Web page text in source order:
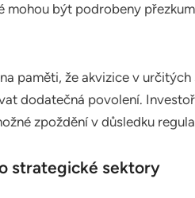
mohou být podrobeny
paměti, že akvizice v
dodatečná povolení.
zpoždění v důsledku
strategické sektory